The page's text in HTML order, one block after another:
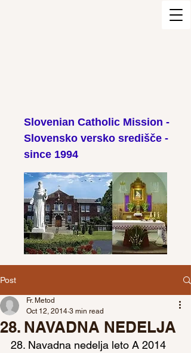
Slovenian Catholic Mission -
Slovensko versko središče -
since 1994
Post
28. NAVADNA NEDELJA
Fr. Metod
Oct 12, 2014 3 min read
28. Navadna nedelja leto A 2014